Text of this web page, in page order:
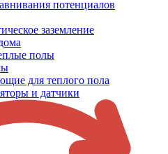
потенциалов
заземление
полы
для теплого пола
и датчики